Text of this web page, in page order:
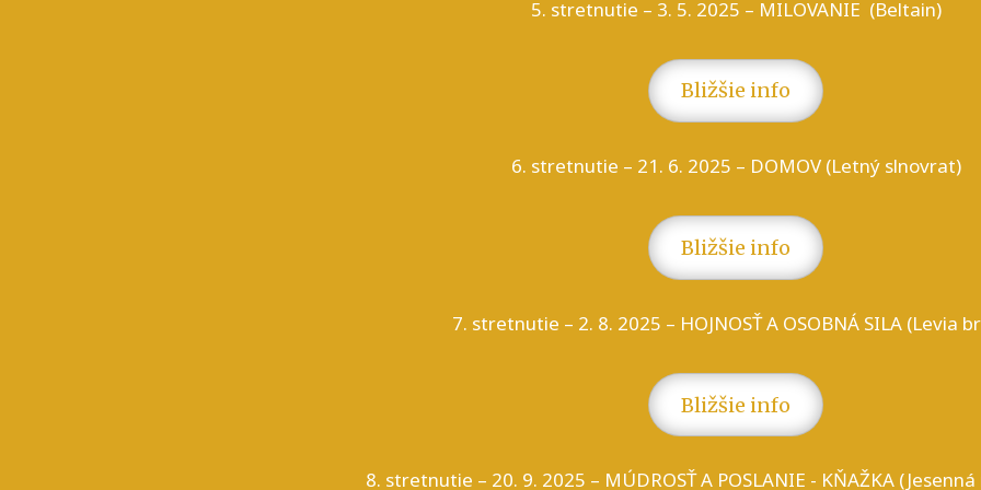
5. stretnutie – 3. 5. 2025 – MILOVANIE (Beltain)
Bližšie info
6. stretnutie – 21. 6. 2025 – DOMOV (Letný slnovrat)
Bližšie info
7. stretnutie – 2. 8. 2025 – HOJNOSŤ A OSOBNÁ SILA (Levia
Bližšie info
8. stretnutie – 20. 9. 2025 – MÚDROSŤ A POSLANIE - KŇAŽKA